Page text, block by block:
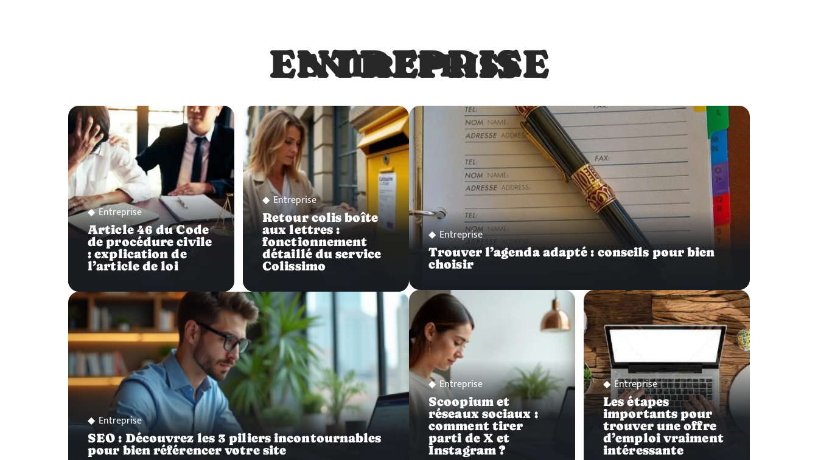
ENTREPRISE
ENTREPRISE
Entreprise
Article 46 du Code
de procédure civile
: explication de
l’article de loi
Entreprise
Retour colis boîte
aux lettres :
fonctionnement
détaillé du service
Colissimo
Entreprise
SEO : Découvrez les 3 piliers incontournables
pour bien référencer votre site
Entreprise
Trouver l’agenda adapté : conseils pour bien
choisir
Entreprise
Scoopium et
réseaux sociaux :
comment tirer
parti de X et
Instagram ?
Entreprise
Les étapes
importants pour
trouver une offre
d’emploi vraiment
intéressante